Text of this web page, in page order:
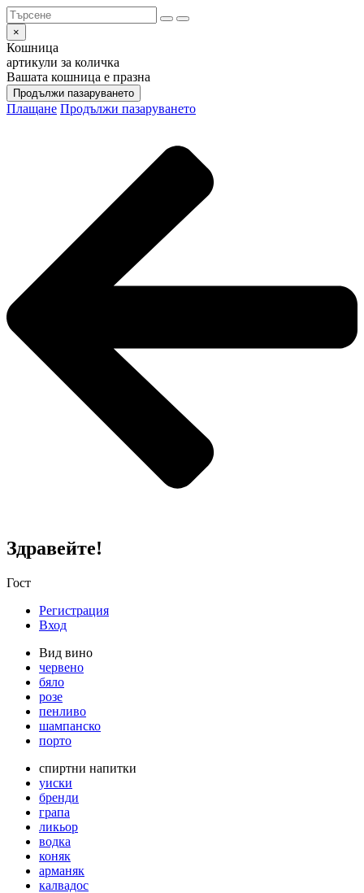
×
Кошница
артикули за количка
Вашата кошница е празна
Продължи пазаруването
Плащане Продължи пазаруването
Здравейте!
Гост
Регистрация
Вход
Вид вино
червено
бяло
розе
пенливо
шампанско
порто
спиртни напитки
уиски
бренди
грапа
ликьор
водка
коняк
арманяк
калвадос